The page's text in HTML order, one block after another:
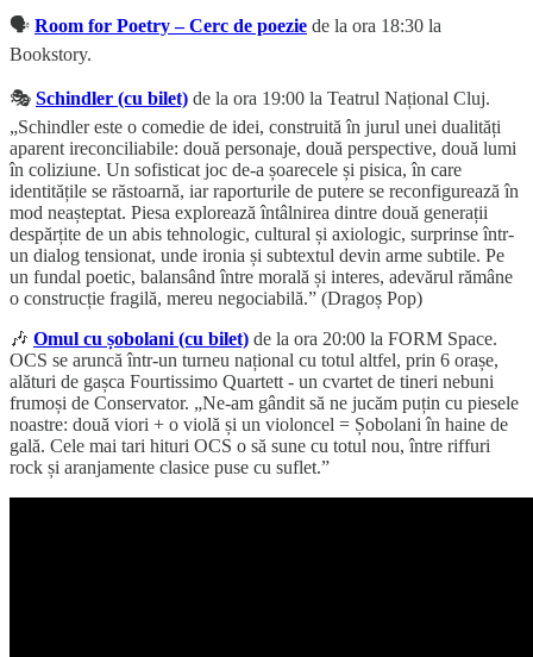
🗣️ Room for Poetry – Cerc de poezie de la ora 18:30 la
Bookstory.
🎭 Schindler (cu bilet) de la ora 19:00 la Teatrul Național Cluj.
„Schindler este o comedie de idei, construită în jurul unei dualități
aparent ireconciliabile: două personaje, două perspective, două lumi
în coliziune. Un sofisticat joc de-a șoarecele și pisica, în care
identitățile se răstoarnă, iar raporturile de putere se reconfigurează în
mod neașteptat. Piesa explorează întâlnirea dintre două generații
despărțite de un abis tehnologic, cultural și axiologic, surprinse într-
un dialog tensionat, unde ironia și subtextul devin arme subtile. Pe
un fundal poetic, balansând între morală și interes, adevărul rămâne
o construcție fragilă, mereu negociabilă.” (Dragoș Pop)
🎶 Omul cu șobolani (cu bilet) de la ora 20:00 la FORM Space.
OCS se aruncă într-un turneu național cu totul altfel, prin 6 orașe,
alături de gașca Fourtissimo Quartett - un cvartet de tineri nebuni
frumoși de Conservator. „Ne-am gândit să ne jucăm puțin cu piesele
noastre: două viori + o violă și un violoncel = Șobolani în haine de
gală. Cele mai tari hituri OCS o să sune cu totul nou, între riffuri
rock și aranjamente clasice puse cu suflet.”